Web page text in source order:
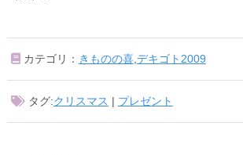
カテゴリ： きものの喜, デキゴト2009
タグ:クリスマス | プレゼント